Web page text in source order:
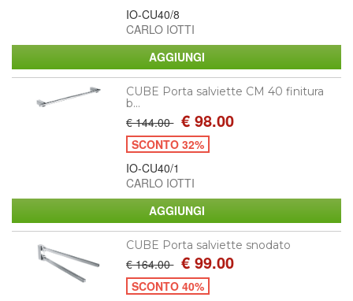
IO-CU40/8
CARLO IOTTI
CUBE Porta salviette CM 40 finitura
b...
€ 144.00 € 98.00
SCONTO 32%
IO-CU40/1
CARLO IOTTI
CUBE Porta salviette snodato
€ 164.00 € 99.00
SCONTO 40%